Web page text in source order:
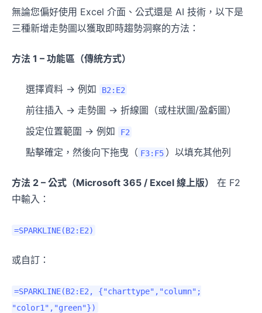
無論您偏好使用 Excel 介面、公式還是 AI 技術，以下是
三種新增走勢圖以獲取即時趨勢洞察的方法：
方法 1 – 功能區（傳統方式）
選擇資料 → 例如 B2:E2
前往插入 → 走勢圖 → 折線圖（或柱狀圖/盈虧圖）
設定位置範圍 → 例如
F2
點擊確定，然後向下拖曳（ F3:F5 ）以填充其他列
方法 2 – 公式（Microsoft 365 / Excel 線上版）
在 F2
中輸入：
=SPARKLINE(B2:E2)
或自訂：
=SPARKLINE(B2:E2, {"charttype","column";
"color1","green"})